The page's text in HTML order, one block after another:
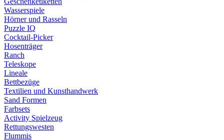
Wasserspiele
Hörner und Rasseln
Puzzle IQ
Cocktail-Picker
Hosenträger
Ranch
Teleskope
Lineale
Bettbezüge
Textilien und Kunsthandwerk
Sand Formen
Farbsets
Activity Spielzeug
Rettungswesten
Flummis